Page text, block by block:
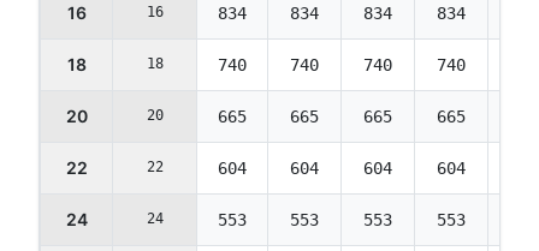
16 16 834 834 834 834
18 18 740 740 740 740
20 20 665 665 665 665
22 22 604 604 604 604
24 24 553 553 553 553